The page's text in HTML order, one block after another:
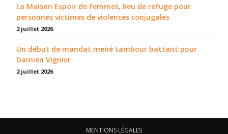
La Maison Espoir de femmes, lieu de refuge pour
personnes victimes de violences conjugales
2 juillet 2026
Un début de mandat mené tambour battant pour
Damien Vignier
2 juillet 2026
MENTIONS LÉGALES